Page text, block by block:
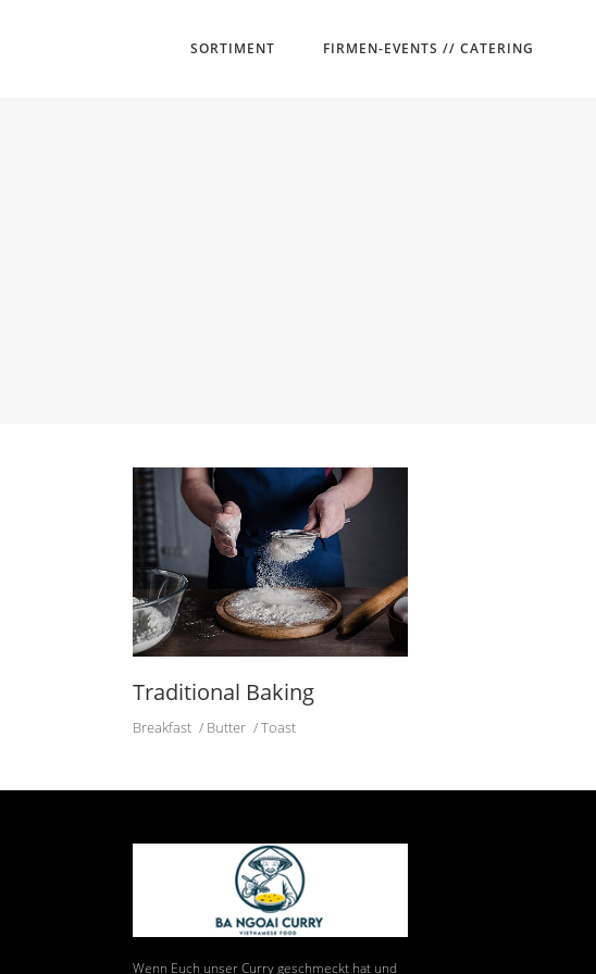
SORTIMENT FIRMEN-EVENTS // CATERING
Traditional Baking
Breakfast Butter Toast
Wenn Euch unser Curry geschmeckt hat und